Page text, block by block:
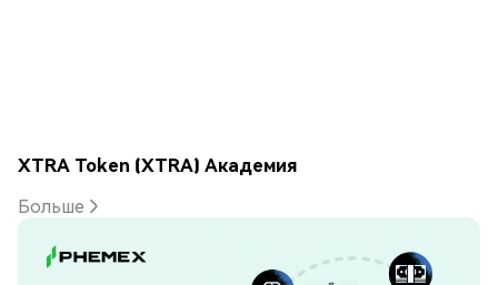
XTRA Token (XTRA) Академия
Больше